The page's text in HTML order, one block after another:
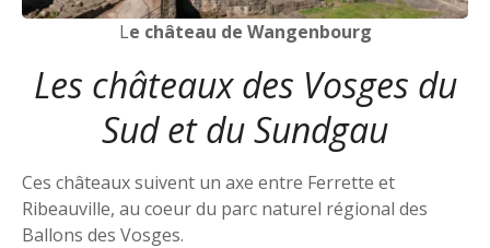
Le château de Wangenbourg
Les châteaux des Vosges du
Sud et du Sundgau
Ces châteaux suivent un axe entre Ferrette et
Ribeauville, au coeur du parc naturel régional des
Ballons des Vosges.